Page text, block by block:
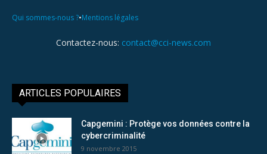
Qui sommes-nous ?•Mentions légales
Contactez-nous: contact@cci-news.com
ARTICLES POPULAIRES
Capgemini : Protège vos données contre la
cybercriminalité
9 novembre 2015